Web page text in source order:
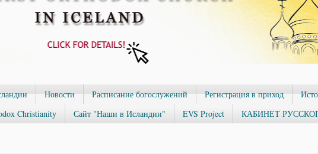
Новости Расписание богослужений Регистрация в приход
Christianity Сайт "Наши в Исландии" EVS Project КАБИНЕТ